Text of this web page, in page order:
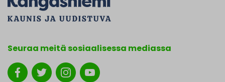
Seuraa meitä sosiaalisessa mediassa